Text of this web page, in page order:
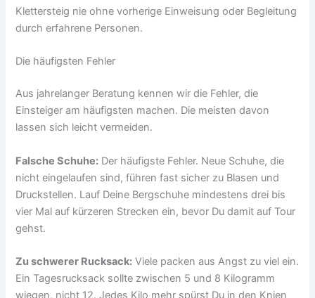
Klettersteig nie ohne vorherige Einweisung oder Begleitung
durch erfahrene Personen.
Die häufigsten Fehler
Aus jahrelanger Beratung kennen wir die Fehler, die
Einsteiger am häufigsten machen. Die meisten davon
lassen sich leicht vermeiden.
Falsche Schuhe: Der häufigste Fehler. Neue Schuhe, die
nicht eingelaufen sind, führen fast sicher zu Blasen und
Druckstellen. Lauf Deine Bergschuhe mindestens drei bis
vier Mal auf kürzeren Strecken ein, bevor Du damit auf Tour
gehst.
Zu schwerer Rucksack: Viele packen aus Angst zu viel ein.
Ein Tagesrucksack sollte zwischen 5 und 8 Kilogramm
wiegen, nicht 12. Jedes Kilo mehr spürst Du in den Knien